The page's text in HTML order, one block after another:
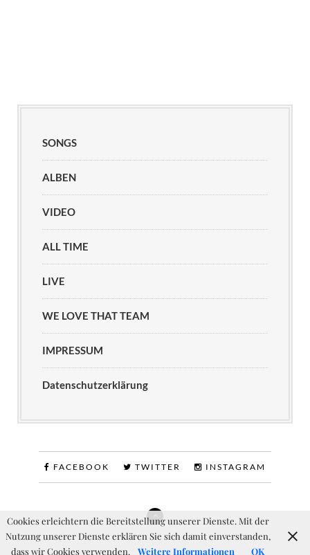
SONGS
ALBEN
VIDEO
ALL TIME
LIVE
WE LOVE THAT TEAM
IMPRESSUM
Datenschutzerklärung
FACEBOOK TWITTER INSTAGRAM
Cookies erleichtern die Bereitstellung unserer Dienste. Mit der
Nutzung unserer Dienste erklären Sie sich damit einverstanden,
dass wir Cookies verwenden.
Weitere Informationen OK